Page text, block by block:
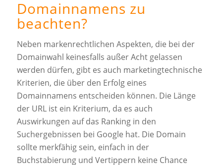
Domainnamens zu
beachten?
Neben markenrechtlichen Aspekten, die bei der
Domainwahl keinesfalls außer Acht gelassen
werden dürfen, gibt es auch marketingtechnische
Kriterien, die über den Erfolg eines
Domainnamens entscheiden können. Die Länge
der URL ist ein Kriterium, da es auch
Auswirkungen auf das Ranking in den
Suchergebnissen bei Google hat. Die Domain
sollte merkfähig sein, einfach in der
Buchstabierung und Vertippern keine Chance